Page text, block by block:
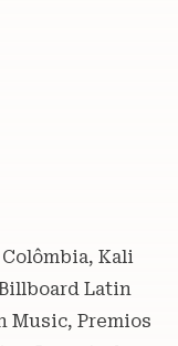
Kali
Latin
Music, Premios